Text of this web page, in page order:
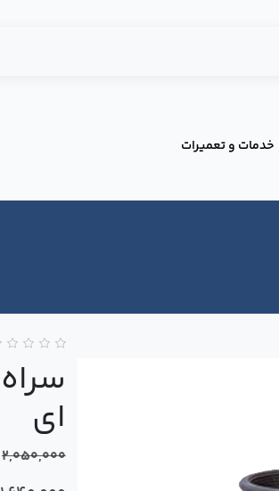
خدمات و تعمیرات
ای
2,050,000